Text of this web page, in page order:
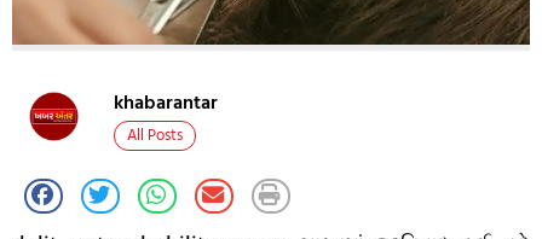
khabarantar
All Posts